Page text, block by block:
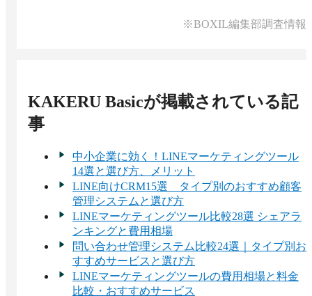
※BOXIL編集部調査情報
KAKERU Basicが掲載されている記
事
中小企業に効く！LINEマーケティングツール
14選と選び方、メリット
LINE向けCRM15選 タイプ別のおすすめ顧客
管理システムと選び方
LINEマーケティングツール比較28選 シェアラ
ンキングと費用相場
問い合わせ管理システム比較24選｜タイプ別お
すすめサービスと選び方
LINEマーケティングツールの費用相場と料金
比較・おすすめサービス